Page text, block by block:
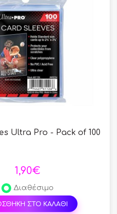
Ultra Pro - Pack of 100
1,90€
Διαθέσιμο
ΣΤΟ ΚΑΛΑΘΙ